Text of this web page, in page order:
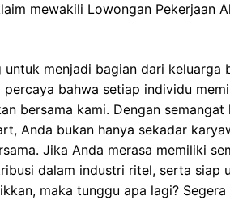
mewakili Lowongan Pekerjaan
untuk menjadi bagian dari keluarga
percaya bahwa setiap individu
bersama kami. Dengan
Anda bukan hanya sekadar
Jika Anda merasa memiliki
dalam industri ritel, serta siap
maka tunggu apa lagi?